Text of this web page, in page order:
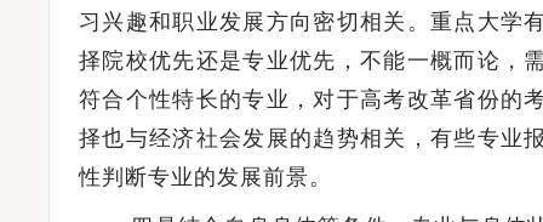
习兴趣和职业发展方向密切相关。重点大学
择院校优先还是专业优先，不能一概而论，
符合个性特长的专业，对于高考改革省份的
择也与经济社会发展的趋势相关，有些专业
性判断专业的发展前景。